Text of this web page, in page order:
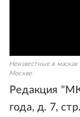
Неизвестные в
Москве
Редакция
года, д. 7,